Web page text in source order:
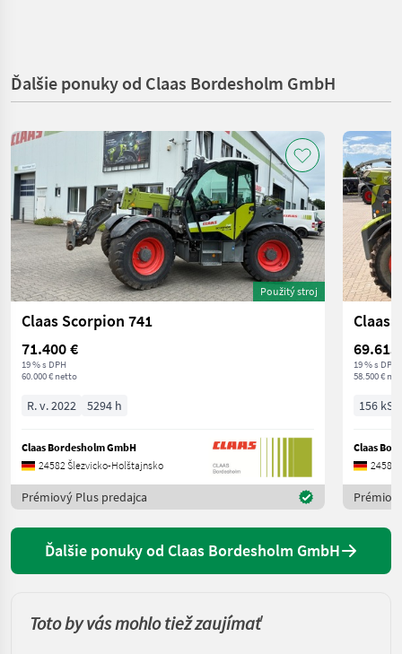
Ďalšie ponuky od Claas Bordesholm GmbH
Použitý stroj
Claas Scorpion 741
71.400 €
19 % s DPH
60.000 € netto
R. v. 2022 5294 h
Claas Bordesholm GmbH
24582 Šlezvicko-Holštajnsko
Prémiový Plus predajca
69.615
19 % s DPH
58.500 €
156 kS/
Claas
24582
Ďalšie ponuky od Claas Bordesholm GmbH
Toto by vás mohlo tiež zaujímať